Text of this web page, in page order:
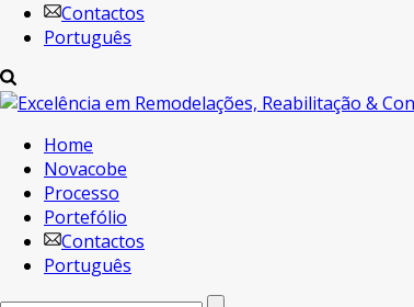
Contactos
Português
Home
Novacobe
Processo
Portefólio
Contactos
Português